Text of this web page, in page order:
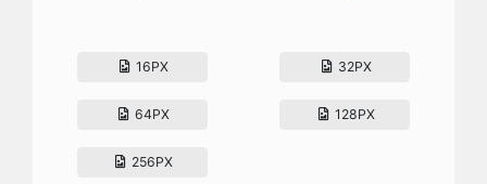
16PX 32PX
64PX 128PX
256PX